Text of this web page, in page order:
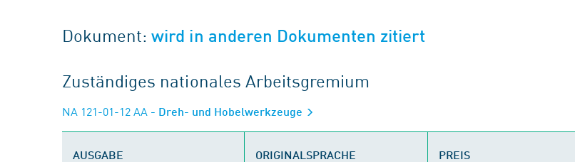
Dokument:wird in anderen Dokumenten zitiert
Zuständiges nationales Arbeitsgremium
NA 121-01-12 AA - Dreh- und Hobelwerkzeuge
AUSGABE ORIGINALSPRACHE PREIS